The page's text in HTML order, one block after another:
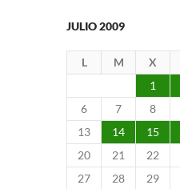
JULIO 2009
L M X
1
6
7 8
13
14 15
20
21 22
27
28 29